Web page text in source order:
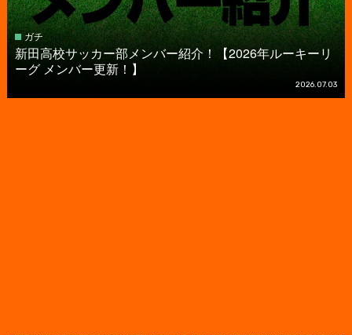
ガチ
新田高校サッカー部メンバー紹介！【2026年ルーキーリ
ーグ メンバー更新！】
2026.07.03